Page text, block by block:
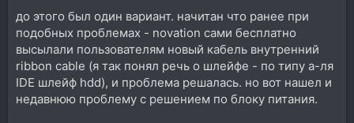
до этого был один вариант. начитан что ранее при
подобных проблемах - novation сами бесплатно
высылали пользователям новый кабель внутренний
ribbon cable (я так понял речь о шлейфе - по типу а-ля
IDE шлейф hdd), и проблема решалась. но вот нашел и
недавнюю проблему с решением по блоку питания.